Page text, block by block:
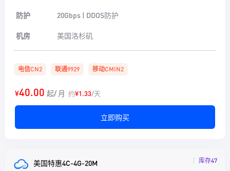
防护 20Gbps | DDOS防护
机房 美国洛杉矶
电信CN2 联通9929 移动CMIN2
¥40.00 起/ 月 约¥1.33/天
立即购买
美国特惠4C-4G-20M 库存47